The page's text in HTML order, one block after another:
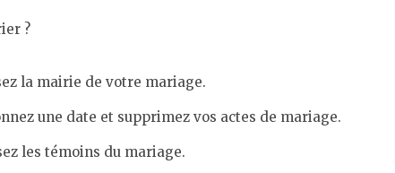
?
la mairie de votre mariage.
une date et supprimez vos actes de mariage.
les témoins du mariage.